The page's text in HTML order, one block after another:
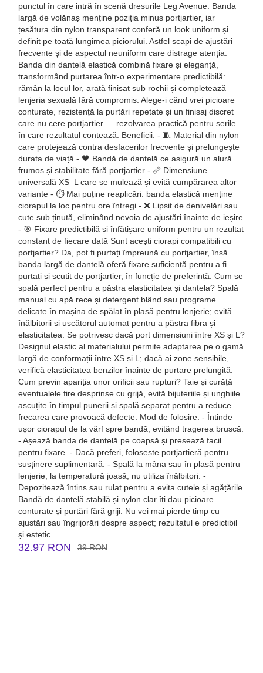
punctul în care intră în scenă dresurile Leg Avenue. Banda
largă de volănaș menține poziția minus portjartier, iar
țesătura din nylon transparent conferă un look uniform și
definit pe toată lungimea piciorului. Astfel scapi de ajustări
frecvente și de aspectul neuniform care distrage atenția.
Banda din dantelă elastică combină fixare și eleganță,
transformând purtarea într-o experimentare predictibilă:
rămân la locul lor, arată finisat sub rochii și completează
lenjeria sexuală fără compromis. Alege-i când vrei picioare
conturate, rezistență la purtări repetate și un finisaj discret
care nu cere portjartier — rezolvarea practică pentru serile
în care rezultatul contează. Beneficii: - 🧵 Material din nylon
care protejează contra desfacerilor frecvente și prelungește
durata de viață - 🖤 Bandă de dantelă ce asigură un alură
frumos și stabilitate fără portjartier - 📏 Dimensiune
universală XS–L care se mulează și evită cumpărarea altor
variante - ⏱️ Mai puține reaplicări: banda elastică menține
ciorapul la loc pentru ore întregi - ❌ Lipsit de denivelări sau
cute sub ținută, eliminând nevoia de ajustări înainte de ieșire
- 🎯 Fixare predictibilă și înfățișare uniform pentru un rezultat
constant de fiecare dată Sunt acești ciorapi compatibili cu
portjartier? Da, pot fi purtați împreună cu portjartier, însă
banda largă de dantelă oferă fixare suficientă pentru a fi
purtați și scutit de portjartier, în funcție de preferință. Cum se
spală perfect pentru a păstra elasticitatea și dantela? Spală
manual cu apă rece și detergent blând sau programe
delicate în mașina de spălat în plasă pentru lenjerie; evită
înălbitorii și uscătorul automat pentru a păstra fibra și
elasticitatea. Se potrivesc dacă port dimensiuni între XS și L?
Designul elastic al materialului permite adaptarea pe o gamă
largă de conformații între XS și L; dacă ai zone sensibile,
verifică elasticitatea benzilor înainte de purtare prelungită.
Cum previn apariția unor orificii sau rupturi? Taie și curăță
eventualele fire desprinse cu grijă, evită bijuteriile și unghiile
ascuțite în timpul punerii și spală separat pentru a reduce
frecarea care provoacă defecte. Mod de folosire: - Întinde
ușor ciorapul de la vârf spre bandă, evitând tragerea bruscă.
- Așează banda de dantelă pe coapsă și presează facil
pentru fixare. - Dacă preferi, folosește portjartieră pentru
susținere suplimentară. - Spală la mâna sau în plasă pentru
lenjerie, la temperatură joasă; nu utiliza înălbitori. -
Depozitează întins sau rulat pentru a evita cutele și agățările.
Bandă de dantelă stabilă și nylon clar îți dau picioare
conturate și purtări fără griji. Nu vei mai pierde timp cu
ajustări sau îngrijorări despre aspect; rezultatul e predictibil
și estetic.
32.97 RON 39 RON